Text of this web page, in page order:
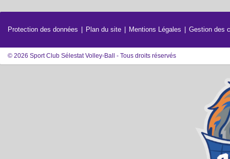
Protection des données Plan du site Mentions Légales Gestion des
© 2026 Sport Club Sélestat Volley-Ball - Tous droits réservés